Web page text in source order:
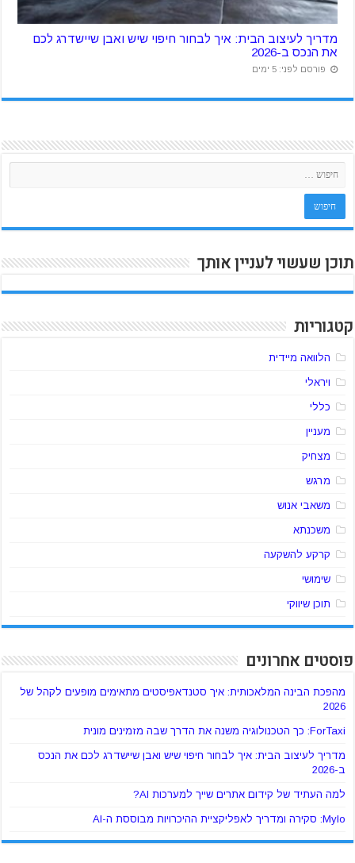
מדריך לעיצוב הבית: איך לבחור חיפוי שיש ואבן שיישדרג לכם
את הנכס ב-2026
פורסם לפני: 5 ימים
תוכן שעשוי לעניין אותך
קטגוריות
הלוואה מיידית
ויראלי
כללי
מעניין
מצחיק
מרגש
משאבי אנוש
משכנתא
קרקע להשקעה
שימושי
תוכן שיווקי
פוסטים אחרונים
מהפכת הבינה המלאכותית: איך סטנדאפיסטים מתאימים מופעים לקהל של
2026
ForTaxi: כך הטכנולוגיה משנה את הדרך שבה מזמינים מונית
מדריך לעיצוב הבית: איך לבחור חיפוי שיש ואבן שיישדרג לכם את הנכס
ב-2026
למה העתיד של קידום אתרים שייך למערכות AI?
Mylo: סקירה ומדריך לאפליקציית ההיכרויות מבוססת ה-AI